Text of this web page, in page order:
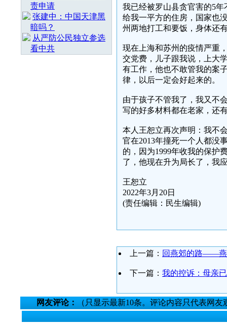
责申请
张建中：中国天津黑
暗吗？
从严防公民独立参选
看中共
我已经被罗山县贪官害的5
给我一平方的住房，国家也
州两地打工和要饭，身体还
现在上海和苏州的疫情严重
交党费，儿子跟我说，上大
有工作，他也不敢管我的案
律，以后一定会好起来的。
由于孩子不管我了，我又不
写的好多材料都在老家，还
本人王恕立再次声明：我不
官在2013年撞死一个人都没
的，因为1999年收我的保护
了，他现在升为局长了，我
王恕立
2022年3月20日
(责任编辑：民生编辑)
上一篇： 回燕郊的路——燕
下一篇： 我的控诉：母亲
网友评论： （只显示最新10条。评论内容只代表网